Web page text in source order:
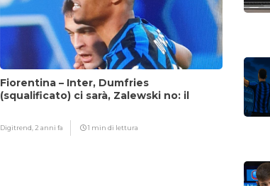
Fiorentina – Inter, Dumfries
(squalificato) ci sarà, Zalewski no: il
Digitrend,2 anni fa 1 min di lettura